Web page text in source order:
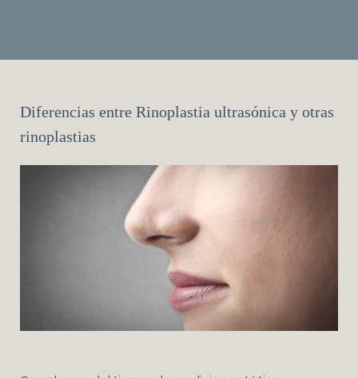
Diferencias entre Rinoplastia ultrasónica y otras
rinoplastias